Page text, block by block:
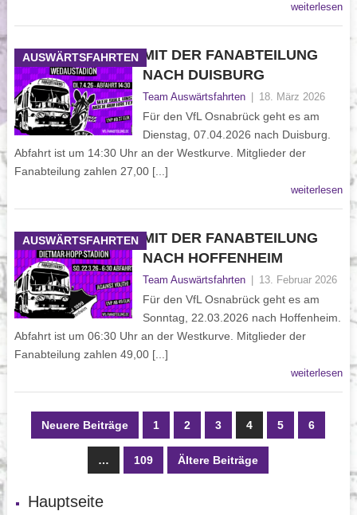
weiterlesen
AUSWÄRTSFAHRTEN
MIT DER FANABTEILUNG
NACH DUISBURG
Team Auswärtsfahrten 18. März 2026
Für den VfL Osnabrück geht es am
Dienstag, 07.04.2026 nach Duisburg.
Abfahrt ist um 14:30 Uhr an der Westkurve. Mitglieder der
Fanabteilung zahlen 27,00 [...]
weiterlesen
AUSWÄRTSFAHRTEN
MIT DER FANABTEILUNG
NACH HOFFENHEIM
Team Auswärtsfahrten 13. Februar 2026
Für den VfL Osnabrück geht es am
Sonntag, 22.03.2026 nach Hoffenheim.
Abfahrt ist um 06:30 Uhr an der Westkurve. Mitglieder der
Fanabteilung zahlen 49,00 [...]
weiterlesen
Neuere Beiträge 1 2 3 4 5 6
… 109 Ältere Beiträge
Hauptseite